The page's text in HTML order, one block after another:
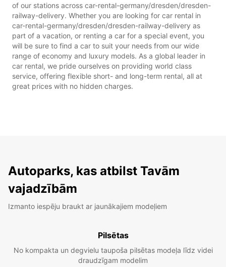
of our stations across car-rental-germany/dresden/dresden-
railway-delivery. Whether you are looking for car rental in
car-rental-germany/dresden/dresden-railway-delivery as
part of a vacation, or renting a car for a special event, you
will be sure to find a car to suit your needs from our wide
range of economy and luxury models. As a global leader in
car rental, we pride ourselves on providing world class
service, offering flexible short- and long-term rental, all at
great prices with no hidden charges.
Autoparks, kas atbilst Tavām
vajadzībām
Izmanto iespēju braukt ar jaunākajiem modeļiem
Pilsētas
No kompakta un degvielu taupoša pilsētas modeļa līdz videi
draudzīgam modelim